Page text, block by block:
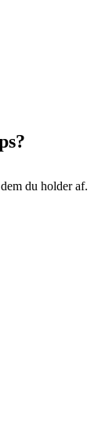
du holder af.